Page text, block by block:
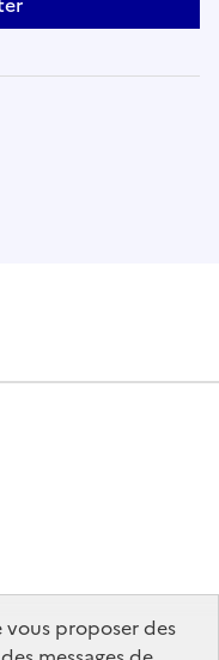
vous proposer des